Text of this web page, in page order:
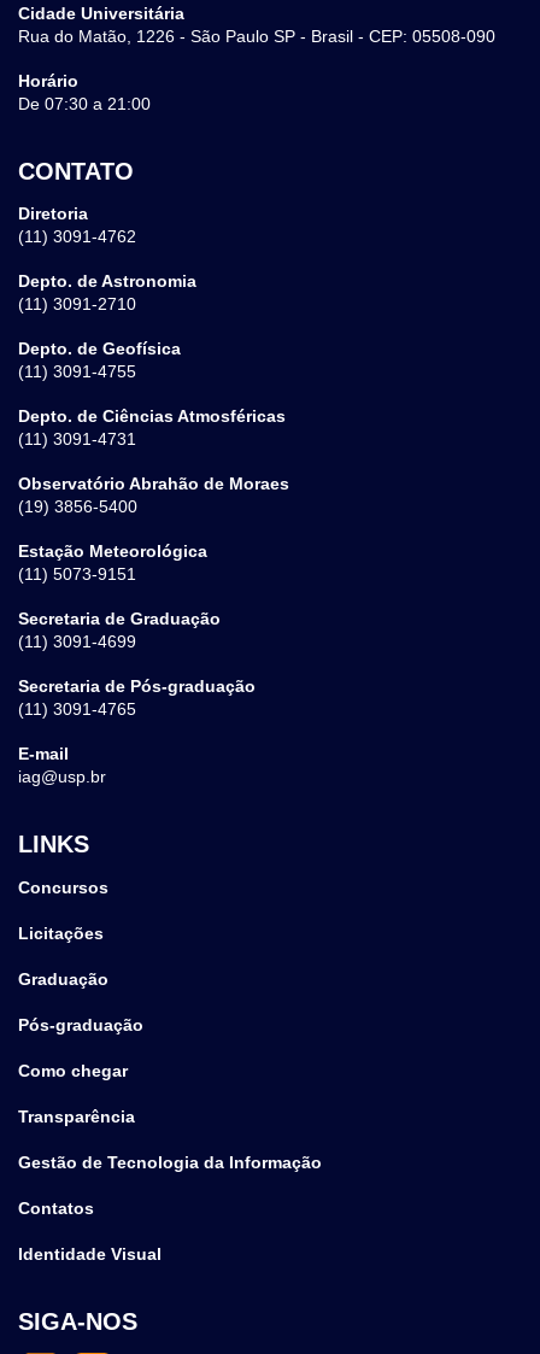
Cidade Universitária
Rua do Matão, 1226 - São Paulo SP - Brasil - CEP: 05508-090
Horário
De 07:30 a 21:00
CONTATO
Diretoria
(11) 3091-4762
Depto. de Astronomia
(11) 3091-2710
Depto. de Geofísica
(11) 3091-4755
Depto. de Ciências Atmosféricas
(11) 3091-4731
Observatório Abrahão de Moraes
(19) 3856-5400
Estação Meteorológica
(11) 5073-9151
Secretaria de Graduação
(11) 3091-4699
Secretaria de Pós-graduação
(11) 3091-4765
E-mail
iag@usp.br
LINKS
Concursos
Licitações
Graduação
Pós-graduação
Como chegar
Transparência
Gestão de Tecnologia da Informação
Contatos
Identidade Visual
SIGA-NOS